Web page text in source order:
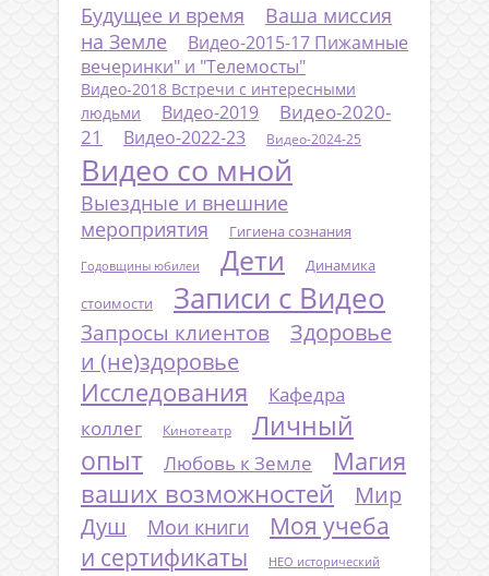
Будущее и время
Ваша миссия
на Земле
Видео-2015-17 Пижамные
вечеринки" и "Телемосты"
Видео-2018 Встречи с интересными
людьми
Видео-2019
Видео-2020-
21
Видео-2022-23 Видео-2024-25
Видео со мной
Выездные и внешние
мероприятия
Гигиена сознания
Годовщины юбилеи Дети
Динамика
стоимости
Записи с Видео
Запросы клиентов
Здоровье
и (не)здоровье
Исследования
Кафедра
коллег
Кинотеатр
Личный
опыт
Любовь к Земле
Магия
ваших возможностей
Мир
Душ
Мои книги
Моя учеба
и сертификаты
НЕО исторический